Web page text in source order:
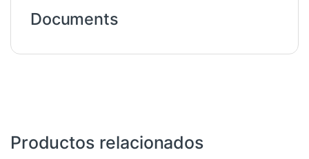
Documents
Productos relacionados